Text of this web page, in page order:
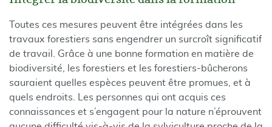
Toutes ces mesures peuvent être intégrées dans les
travaux forestiers sans engendrer un surcroît significatif
de travail. Grâce à une bonne formation en matière de
biodiversité, les forestiers et les forestiers-bûcherons
sauraient quelles espèces peuvent être promues, et à
quels endroits. Les personnes qui ont acquis ces
connaissances et s’engagent pour la nature n’éprouvent